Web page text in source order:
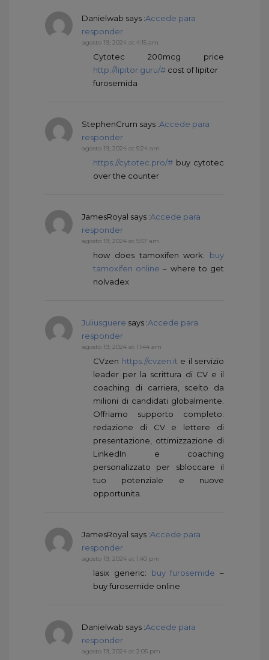
Danielwab says :Accede para
responder
agosto 19, 2024 at 4:15 am
Cytotec 200mcg price
http://lipitor.guru/# cost of lipitor
furosemida
StephenCrurn says :Accede para
responder
agosto 19, 2024 at 5:24 am
https://cytotec.pro/# buy cytotec
over the counter
JamesRoyal says :Accede para
responder
agosto 19, 2024 at 5:57 am
how does tamoxifen work: buy
tamoxifen online – where to get
nolvadex
Juliusguere says :Accede para
responder
agosto 19, 2024 at 11:44 am
CVzen https://cvzen.it e il servizio
leader per la scrittura di CV e il
coaching di carriera, scelto da
milioni di candidati globalmente.
Offriamo supporto completo:
redazione di CV e lettere di
presentazione, ottimizzazione di
LinkedIn e coaching
personalizzato per sbloccare il
tuo potenziale e nuove
opportunita.
JamesRoyal says :Accede para
responder
agosto 19, 2024 at 1:40 pm
lasix generic: buy furosemide –
buy furosemide online
Danielwab says :Accede para
responder
agosto 19, 2024 at 2:05 pm